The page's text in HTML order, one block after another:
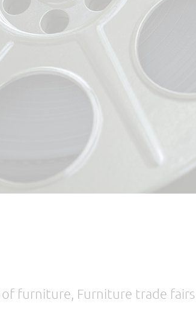
furniture, Furniture trade fairs